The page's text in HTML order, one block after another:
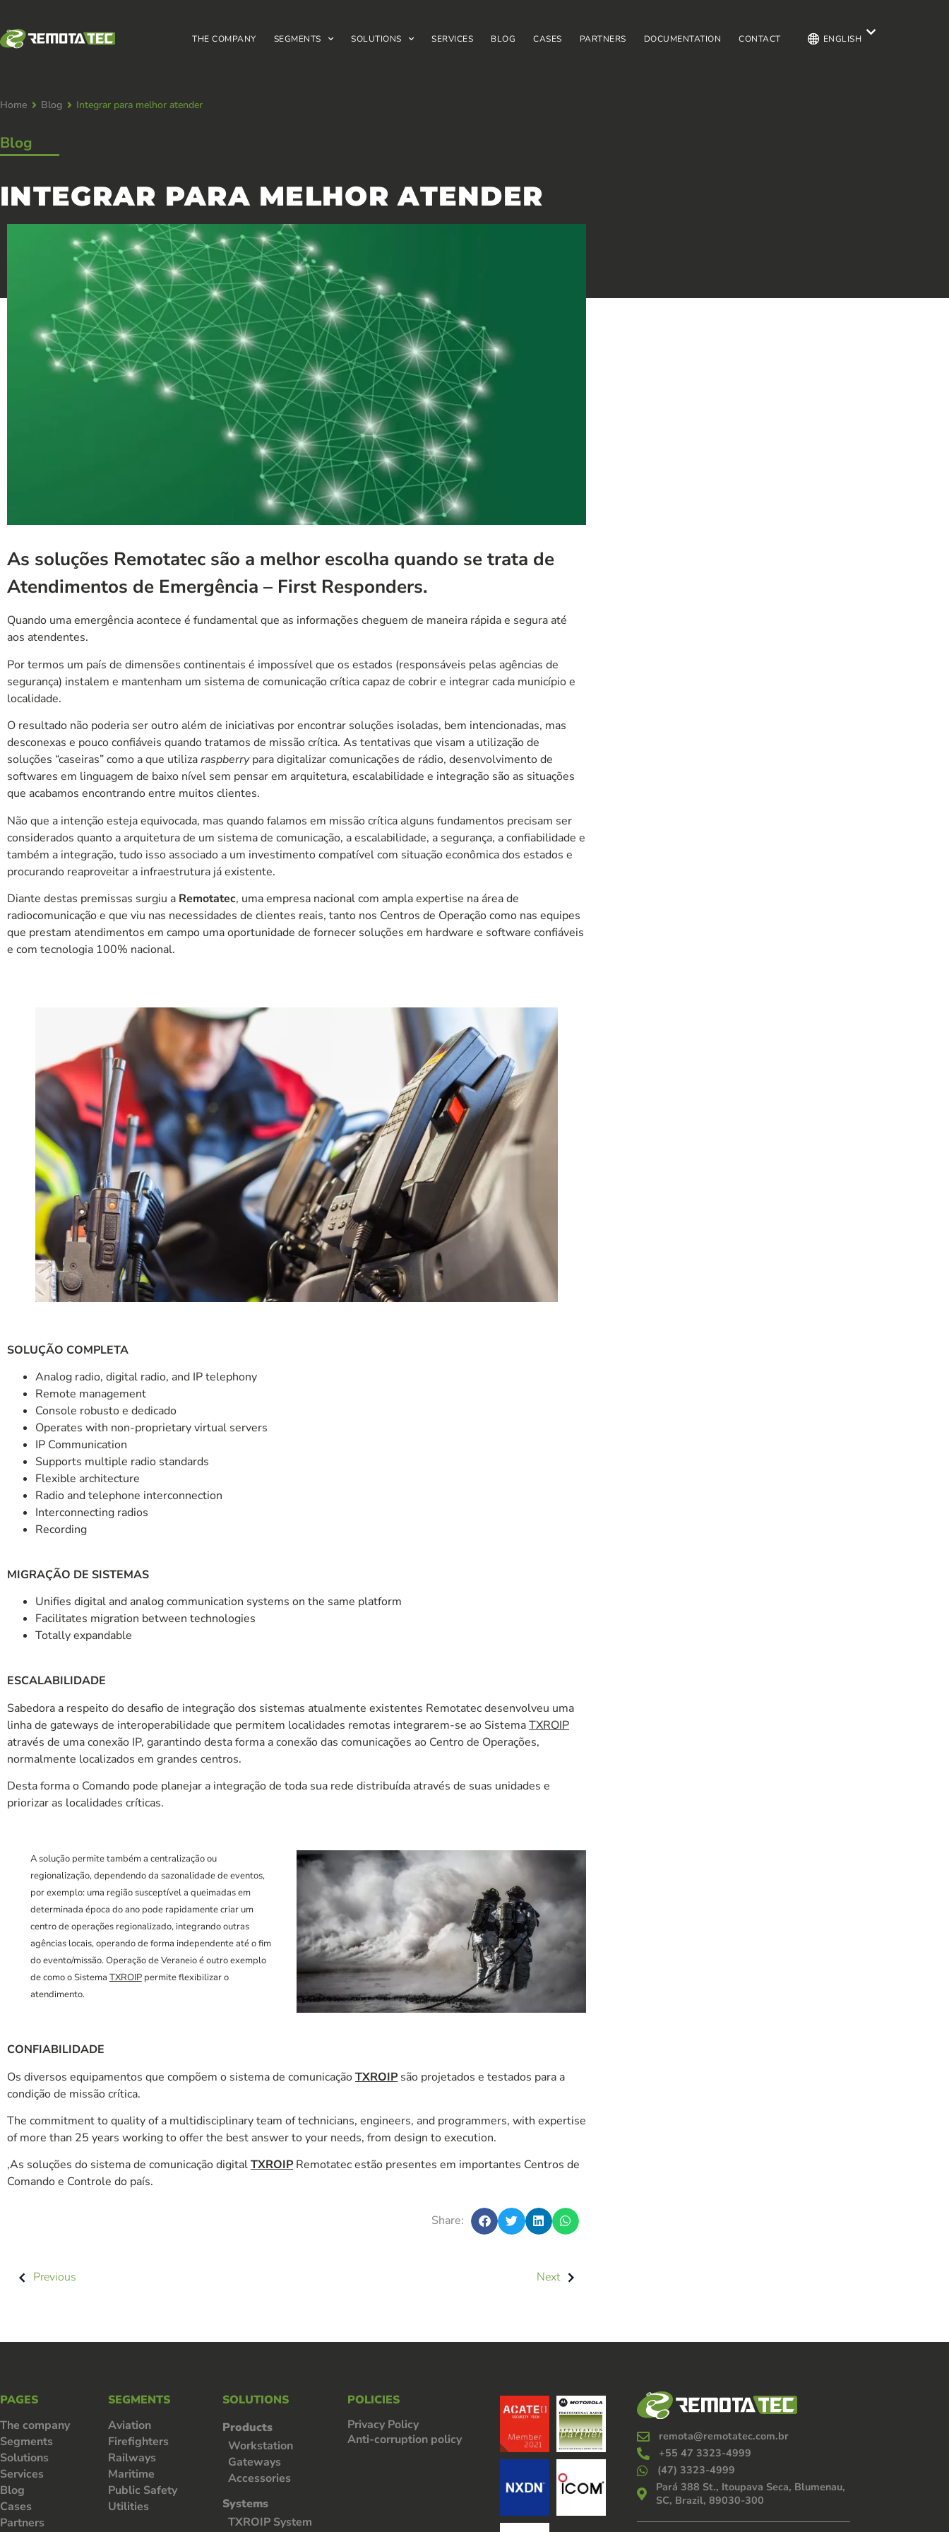
THE COMPANY SEGMENTS SOLUTIONS SERVICES BLOG CASES PARTNERS DOCUMENTATION CONTACT ENGLISH
Home Blog Integrar para melhor atender
Blog
INTEGRAR PARA MELHOR ATENDER
As soluções Remotatec são a melhor escolha quando se trata de
Atendimentos de Emergência – First Responders.
Quando uma emergência acontece é fundamental que as informações cheguem de maneira rápida e segura até
aos atendentes.
Por termos um país de dimensões continentais é impossível que os estados (responsáveis pelas agências de
segurança) instalem e mantenham um sistema de comunicação crítica capaz de cobrir e integrar cada município e
localidade.
O resultado não poderia ser outro além de iniciativas por encontrar soluções isoladas, bem intencionadas, mas
desconexas e pouco confiáveis quando tratamos de missão crítica. As tentativas que visam a utilização de
soluções “caseiras” como a que utilizaraspberrypara digitalizar comunicações de rádio, desenvolvimento de
softwares em linguagem de baixo nível sem pensar em arquitetura, escalabilidade e integração são as situações
que acabamos encontrando entre muitos clientes.
Não que a intenção esteja equivocada, mas quando falamos em missão crítica alguns fundamentos precisam ser
considerados quanto a arquitetura de um sistema de comunicação, a escalabilidade, a segurança, a confiabilidade e
também a integração, tudo isso associado a um investimento compatível com situação econômica dos estados e
procurando reaproveitar a infraestrutura já existente.
Diante destas premissas surgiu a Remotatec, uma empresa nacional com ampla expertise na área de
radiocomunicação e que viu nas necessidades de clientes reais, tanto nos Centros de Operação como nas equipes
que prestam atendimentos em campo uma oportunidade de fornecer soluções em hardware e software confiáveis
e com tecnologia 100% nacional.
SOLUÇÃO COMPLETA
Analog radio, digital radio, and IP telephony
Remote management
Console robusto e dedicado
Operates with non-proprietary virtual servers
IP Communication
Supports multiple radio standards
Flexible architecture
Radio and telephone interconnection
Interconnecting radios
Recording
MIGRAÇÃO DE SISTEMAS
Unifies digital and analog communication systems on the same platform
Facilitates migration between technologies
Totally expandable
ESCALABILIDADE
Sabedora a respeito do desafio de integração dos sistemas atualmente existentes Remotatec desenvolveu uma
linha de gateways de interoperabilidade que permitem localidades remotas integrarem-se ao SistemaTXROIP
através de uma conexão IP, garantindo desta forma a conexão das comunicações ao Centro de Operações,
normalmente localizados em grandes centros.
Desta forma o Comando pode planejar a integração de toda sua rede distribuída através de suas unidades e
priorizar as localidades críticas.
A solução permite também a centralização ou
regionalização, dependendo da sazonalidade de eventos,
por exemplo: uma região susceptível a queimadas em
determinada época do ano pode rapidamente criar um
centro de operações regionalizado, integrando outras
agências locais, operando de forma independente até o fim
do evento/missão. Operação de Veraneio é outro exemplo
de como o Sistema TXROIPpermite flexibilizar o
atendimento.
CONFIABILIDADE
Os diversos equipamentos que compõem o sistema de comunicaçãoTXROIP são projetados e testados para a
condição de missão crítica.
The commitment to quality of a multidisciplinary team of technicians, engineers, and programmers, with expertise
of more than 25 years working to offer the best answer to your needs, from design to execution.
,As soluções do sistema de comunicação digitalTXROIP Remotatec estão presentes em importantes Centros de
Comando e Controle do país.
Share:
Previous Next
PAGES
The company
Segments
Solutions
Services
Blog
Cases
Partners
SEGMENTS
Aviation
Firefighters
Railways
Maritime
Public Safety
Utilities
SOLUTIONS
Products
Workstation
Gateways
Accessories
Systems
TXROIP System
POLICIES
Privacy Policy
Anti-corruption policy
remota@remotatec.com.br
+55 47 3323-4999
(47) 3323-4999
Pará 388 St., Itoupava Seca, Blumenau,
SC, Brazil, 89030-300